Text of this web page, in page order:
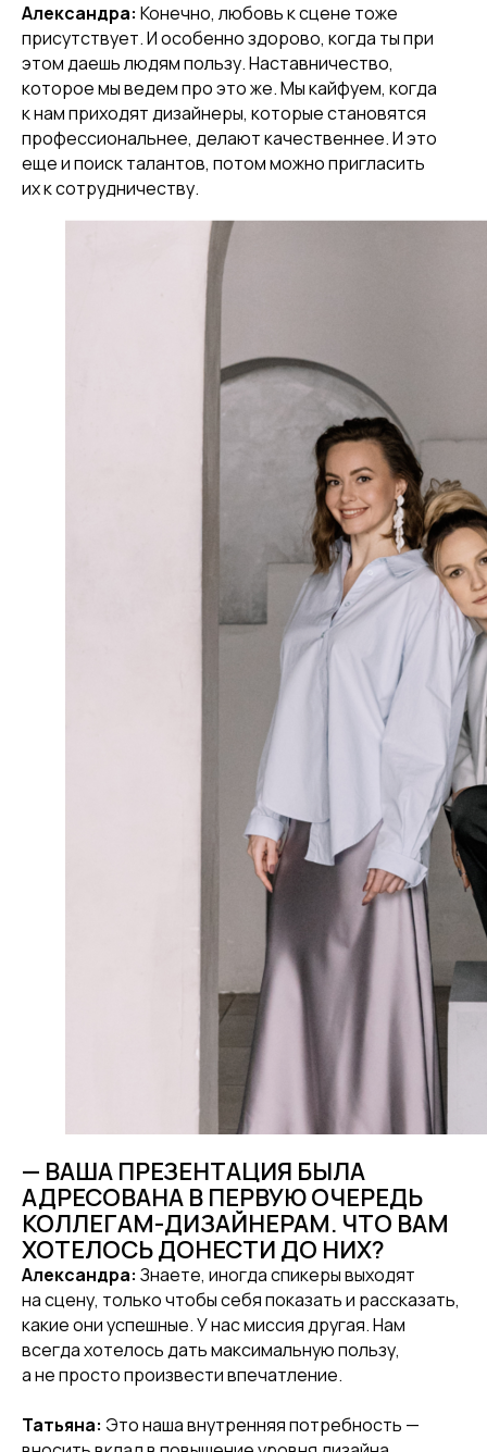
Александра: Конечно, любовь к сцене тоже
присутствует. И особенно здорово, когда ты при
этом даешь людям пользу. Наставничество,
которое мы ведем про это же. Мы кайфуем, когда
к нам приходят дизайнеры, которые становятся
профессиональнее, делают качественнее. И это
еще и поиск талантов, потом можно пригласить
их к сотрудничеству.
— ВАША ПРЕЗЕНТАЦИЯ БЫЛА
АДРЕСОВАНА В ПЕРВУЮ ОЧЕРЕДЬ
КОЛЛЕГАМ-ДИЗАЙНЕРАМ. ЧТО ВАМ
ХОТЕЛОСЬ ДОНЕСТИ ДО НИХ?
Александра: Знаете, иногда спикеры выходят
на сцену, только чтобы себя показать и рассказать,
какие они успешные. У нас миссия другая. Нам
всегда хотелось дать максимальную пользу,
а не просто произвести впечатление.
Татьяна: Это наша внутренняя потребность —